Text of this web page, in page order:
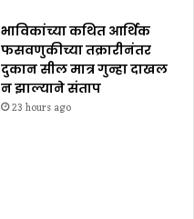
भाविकांच्या कथित आर्थिक
फसवणुकीच्या तक्रारीनंतर
दुकान सील मात्र गुन्हा दाखल
न झाल्याने संताप
23 hours ago